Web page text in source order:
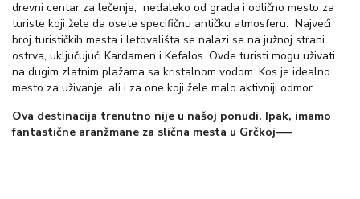
drevni centar za lečenje, nedaleko od grada i odlično mesto za
turiste koji žele da osete specifičnu antičku atmosferu. Najveći
broj turističkih mesta i letovališta se nalazi se na južnoj strani
ostrva, uključujući Kardamen i Kefalos. Ovde turisti mogu uživati
na dugim zlatnim plažama sa kristalnom vodom. Kos je idealno
mesto za uživanje, ali i za one koji žele malo aktivniji odmor.
Ova destinacija trenutno nije u našoj ponudi. Ipak, imamo
fantastične aranžmane za slična mesta u Grčkoj—–